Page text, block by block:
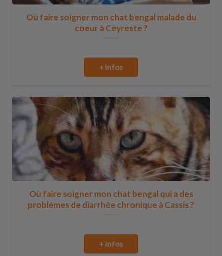
Où faire soigner mon chat bengal malade du
coeur à Ceyreste ?
+ infos
Où faire soigner mon chat bengal qui a des
problèmes de diarrhée chronique à Cassis ?
+ infos